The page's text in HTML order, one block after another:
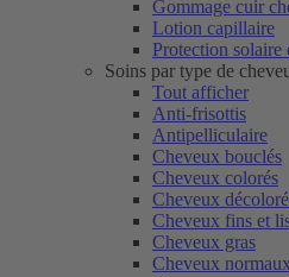
Gommage cuir
Lotion capillaire
Protection solaire
Soins par type de
Tout afficher
Anti-frisottis
Antipelliculaire
Cheveux bouclés
Cheveux colorés
Cheveux
Cheveux fins et
Cheveux gras
Cheveux normaux